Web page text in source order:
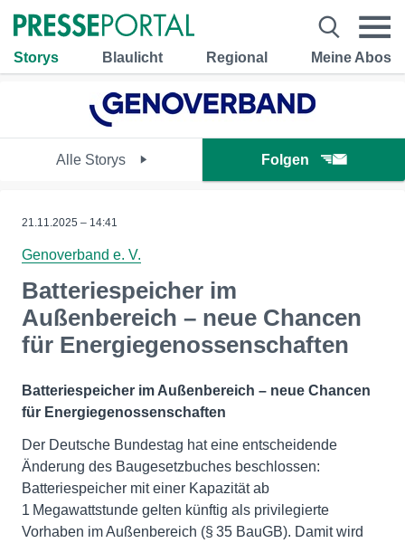
Storys Blaulicht Regional Meine Abos
Alle Storys Folgen
21.11.2025 – 14:41
Genoverband e. V.
Batteriespeicher im
Außenbereich – neue Chancen
für Energiegenossenschaften
Batteriespeicher im Außenbereich – neue Chancen
für Energiegenossenschaften
Der Deutsche Bundestag hat eine entscheidende
Änderung des Baugesetzbuches beschlossen:
Batteriespeicher mit einer Kapazität ab
1 Megawattstunde gelten künftig als privilegierte
Vorhaben im Außenbereich (§ 35 BauGB). Damit wird